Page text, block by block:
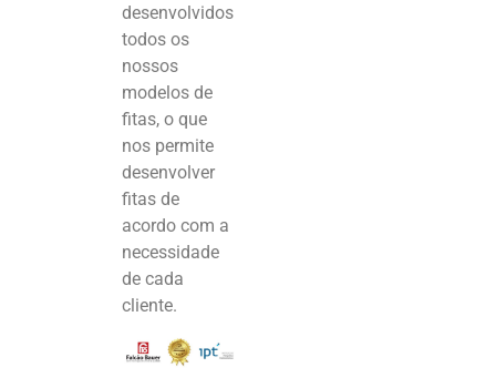
desenvolvidos
todos os
nossos
modelos de
fitas, o que
nos permite
desenvolver
fitas de
acordo com a
necessidade
de cada
cliente.